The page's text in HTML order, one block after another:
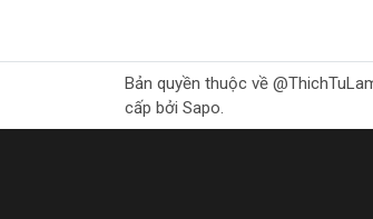
Bản quyền thuộc về
cấp bởi Sapo.